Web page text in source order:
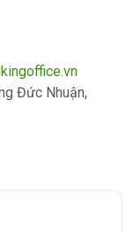
Đức Nhuận,